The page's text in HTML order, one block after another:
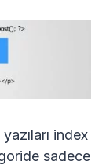
index
sadece